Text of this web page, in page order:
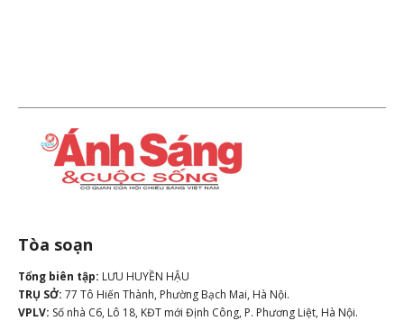
Tòa soạn
Tổng biên tập: LƯU HUYỀN HẬU
TRỤ SỞ: 77 Tô Hiến Thành, Phường Bạch Mai, Hà Nội.
VPLV: Số nhà C6, Lô 18, KĐT mới Định Công, P. Phương Liệt, Hà Nội.